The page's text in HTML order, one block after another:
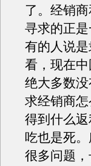
了。经销
寻求的正
有的人说
看，现在
绝大多数
求经销商
得到什么
吃也是死
很多问题